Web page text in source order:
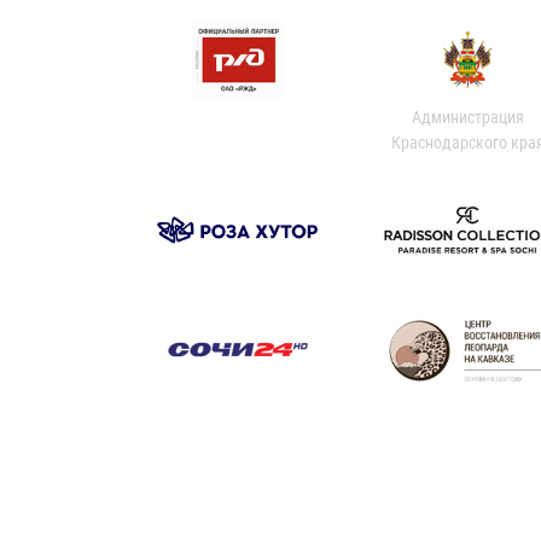
Администрация
Краснодарского